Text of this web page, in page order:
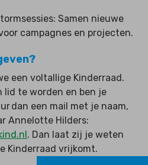
Samen nieuwe
campagnes en projecten.
een voltallige Kinderraad.
lid te worden en ben je
dan een mail met je naam,
Annelotte Hilders:
. Dan laat zij je weten
Kinderraad vrijkomt.